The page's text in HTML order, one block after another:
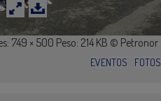
749 × 500 Peso: 214 KB © Petronor
EVENTOS FOTOS